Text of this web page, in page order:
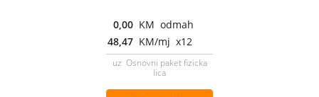
0,00 KM odmah
48,47 KM/mj x12
uz Osnovni paket fizicka
lica